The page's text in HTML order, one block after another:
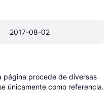
2017-08-02
página procede de diversas
únicamente como referencia.